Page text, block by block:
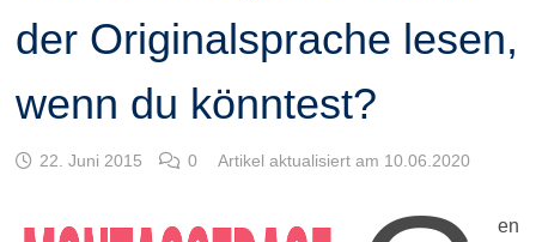
der Originalsprache lesen,
wenn du könntest?
22. Juni 2015 0 Artikel aktualisiert am 10.06.2020
en